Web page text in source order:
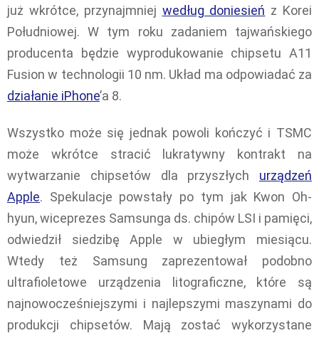
już wkrótce, przynajmniej według doniesień z Korei
Południowej. W tym roku zadaniem tajwańskiego
producenta będzie wyprodukowanie chipsetu A11
Fusion w technologii 10 nm. Układ ma odpowiadać za
działanie iPhone’a 8.
Wszystko może się jednak powoli kończyć i TSMC
może wkrótce stracić lukratywny kontrakt na
wytwarzanie chipsetów dla przyszłych urządzeń
Apple. Spekulacje powstały po tym jak Kwon Oh-
hyun, wiceprezes Samsunga ds. chipów LSI i pamięci,
odwiedził siedzibę Apple w ubiegłym miesiącu.
Wtedy też Samsung zaprezentował podobno
ultrafioletowe urządzenia litograficzne, które są
najnowocześniejszymi i najlepszymi maszynami do
produkcji chipsetów. Mają zostać wykorzystane